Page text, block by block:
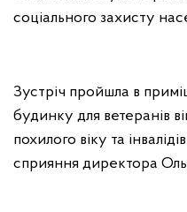
соціального захисту
Зустріч пройшла в
будинку для ветеранів
похилого віку та
сприяння директора